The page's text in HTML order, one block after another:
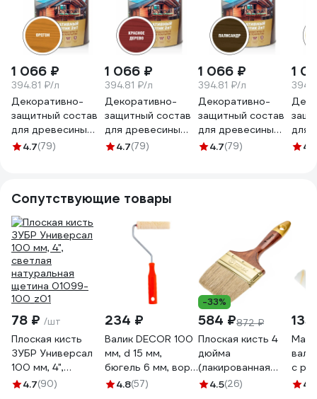
1 066 ₽
394.81 ₽/л
Декоративно-
защитный состав
для древесины
ЗАО Декарт
4.7(79)
1 066 ₽
394.81 ₽/л
Декоративно-
защитный состав
для древесины
ЗАО Декарт
4.7(79)
1 066 ₽
394.81 ₽/л
Декоративно-
защитный состав
для древесины
ЗАО Декарт
4.7(79)
1
для
ЗАО4.7
Сопутствующие товары
78 ₽ /шт
Плоская кисть
ЗУБР Универсал
100 мм, 4",
светлая
4.7(90)
234 ₽
Валик DECOR 100
мм, d 15 мм,
бюгель 6 мм, ворс
5 мм, велюр, ручка
4.8(57)
-33%
584 ₽872 ₽
Плоская кисть 4
дюйма
(лакированная
деревянная ручка,
4.5(26)
135
с
4.6